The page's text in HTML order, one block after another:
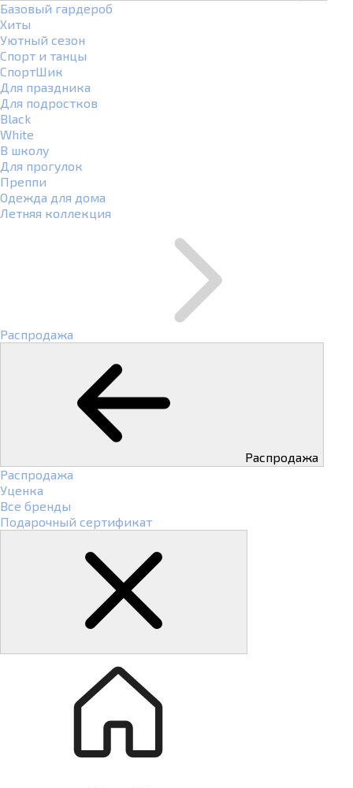
Базовый гардероб
Хиты
Уютный сезон
Спорт и танцы
СпортШик
Для праздника
Для подростков
Black
White
В школу
Для прогулок
Преппи
Одежда для дома
Летняя коллекция
Распродажа
Распродажа
Распродажа
Уценка
Все бренды
Подарочный сертификат